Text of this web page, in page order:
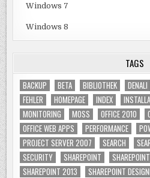
Windows 7
Windows 8
TAGS
BACKUP BETA BIBLIOTHEK DENALI
FEHLER
HOMEPAGE INDEX
MONITORING
MOSS OFFICE 2010
OFFICE WEB APPS
PERFORMANCE
PROJECT SERVER 2007
SEARCH
SECURITY
SHAREPOINT
SHAREPOINT 2013
SHAREPOINT